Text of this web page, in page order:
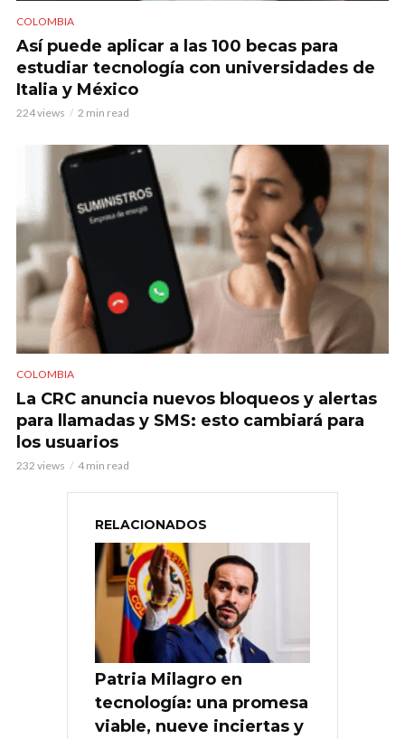
COLOMBIA
Así puede aplicar a las 100 becas para
estudiar tecnología con universidades de
Italia y México
224 views 2 min read
COLOMBIA
La CRC anuncia nuevos bloqueos y alertas
para llamadas y SMS: esto cambiará para
los usuarios
232 views 4 min read
RELACIONADOS
Patria Milagro en
tecnología: una promesa
viable, nueve inciertas y